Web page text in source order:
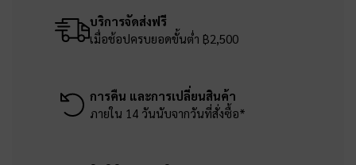
บริการจัดส่งฟรี
เมื่อช้อปครบยอดขั้นต่ำ ฿2,500
การคืน และการเปลี่ยนสินค้า
ภายใน 14 วันนับจากวันที่สั่งซื้อ*